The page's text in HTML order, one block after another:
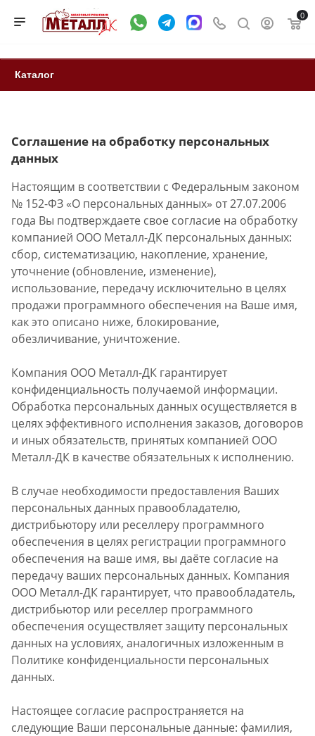
0
Каталог
Соглашение на обработку персональных
данных
Настоящим в соответствии с Федеральным законом
№ 152-ФЗ «О персональных данных» от 27.07.2006
года Вы подтверждаете свое согласие на обработку
компанией ООО Металл-ДК персональных данных:
сбор, систематизацию, накопление, хранение,
уточнение (обновление, изменение),
использование, передачу исключительно в целях
продажи программного обеспечения на Ваше имя,
как это описано ниже, блокирование,
обезличивание, уничтожение.
Компания ООО Металл-ДК гарантирует
конфиденциальность получаемой информации.
Обработка персональных данных осуществляется в
целях эффективного исполнения заказов, договоров
и иных обязательств, принятых компанией ООО
Металл-ДК в качестве обязательных к исполнению.
В случае необходимости предоставления Ваших
персональных данных правообладателю,
дистрибьютору или реселлеру программного
обеспечения в целях регистрации программного
обеспечения на ваше имя, вы даёте согласие на
передачу ваших персональных данных. Компания
ООО Металл-ДК гарантирует, что правообладатель,
дистрибьютор или реселлер программного
обеспечения осуществляет защиту персональных
данных на условиях, аналогичных изложенным в
Политике конфиденциальности персональных
данных.
Настоящее согласие распространяется на
следующие Ваши персональные данные: фамилия,